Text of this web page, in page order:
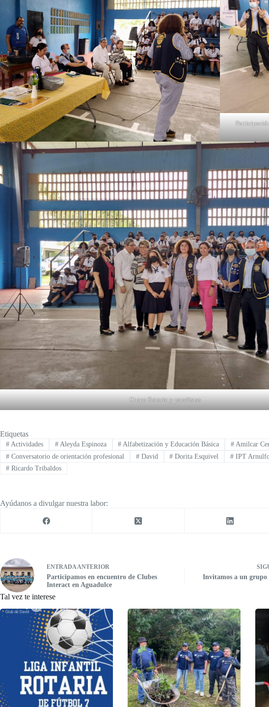
Grupo Rotario y panelistas
Etiquetas
#Actividades #Aleyda Espinoza # Alfabetización y Educación Básica # Amilcar
#Conversatorio de orientación profesional #David # Dorita Esquivel # IPT
#Ricardo Tribaldos
Ayúdanos a divulgar nuestra labor:
ENTRADA ANTERIOR
Participamos en encuentro de Clubes
Interact en Aguadulce
Invitamos a un grupo
Tal vez te interese